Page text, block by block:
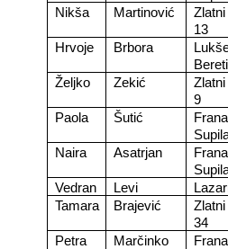
Nikša Martinović
13
Hrvoje Brbora
Željko Zekić
9
Paola Šutić
Frana
Naira Asatrjan
Frana
Vedran Levi
Tamara
Brajević
34
Petra Marčinko
Frana